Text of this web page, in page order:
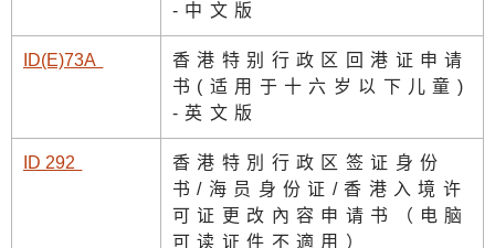
-中文版
ID(E)73A
香港特别行政区回港证申请
书(适用于十六岁以下儿童 )
-英文版
ID 292
香港特別行政区签证身份
书/海员身份证/香港入境许
可证更改內容申请书（电脑
可读证件不適用）